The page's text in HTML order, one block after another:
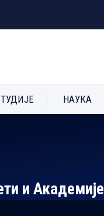
НАУКА
и Академије